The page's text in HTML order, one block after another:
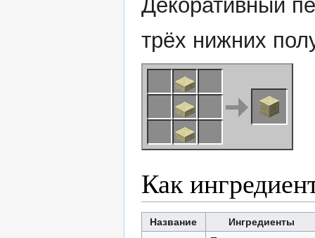
Декоративный
трёх нижних
Как
Название Ингредиенты